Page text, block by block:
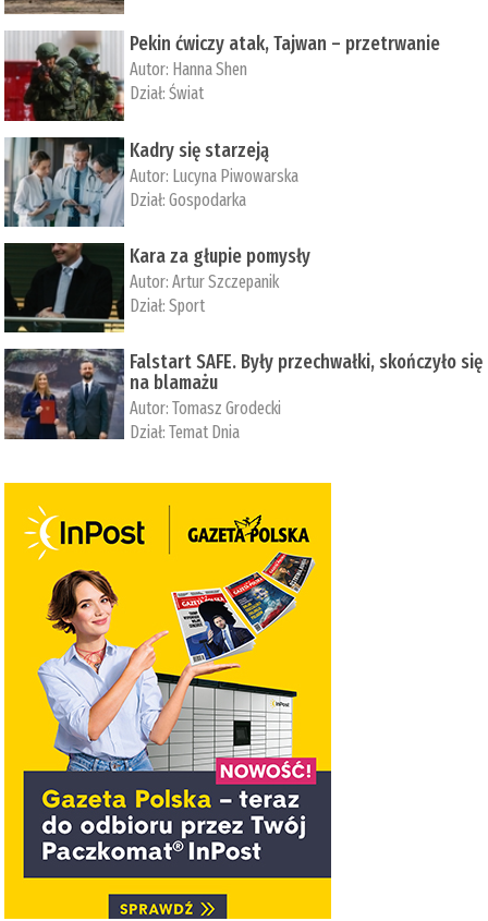
Pekin ćwiczy atak, Tajwan – przetrwanie
Autor: ­Hanna Shen
Dział:Świat
Kadry się starzeją
Autor: Lucyna Piwowarska
Dział:Gospodarka
Kara za głupie pomysły
Autor:Artur Szczepanik
Dział:Sport
Falstart SAFE. Były przechwałki, skończyło się
na blamażu
Autor:Tomasz Grodecki
Dział:Temat Dnia